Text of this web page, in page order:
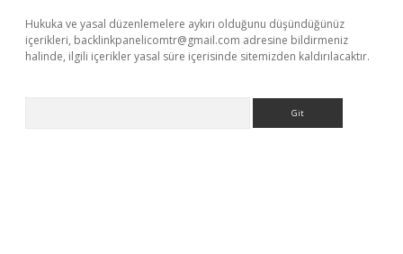
Hukuka ve yasal düzenlemelere aykırı olduğunu düşündüğünüz
içerikleri, backlinkpanelicomtr@gmail.com adresine bildirmeniz
halinde, ilgili içerikler yasal süre içerisinde sitemizden kaldırılacaktır.